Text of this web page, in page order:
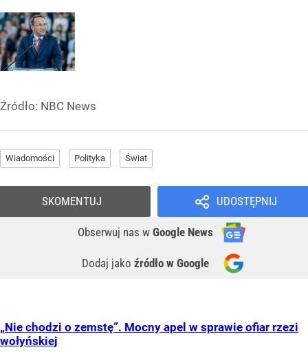
Źródło: NBC News
Wiadomości Polityka Świat
UDOSTĘPNIJ
Obserwuj nas w Google News
Dodaj jako źródło w Google
SKOMENTUJ
„Nie chodzi o zemstę”. Mocny apel w sprawie ofiar rzezi
wołyńskiej